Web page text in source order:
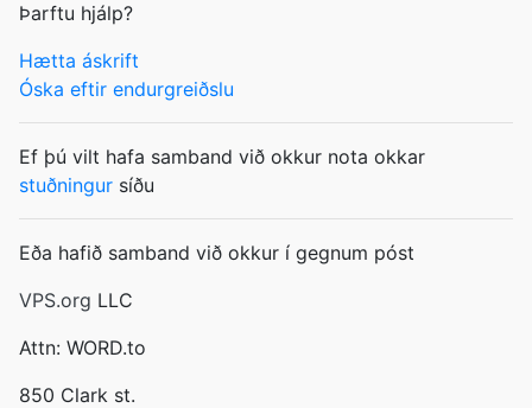
Þarftu hjálp?
Hætta áskrift
Óska eftir endurgreiðslu
Ef þú vilt hafa samband við okkur nota okkar
stuðningur síðu
Eða hafið samband við okkur í gegnum póst
VPS.org LLC
Attn: WORD.to
850 Clark st.